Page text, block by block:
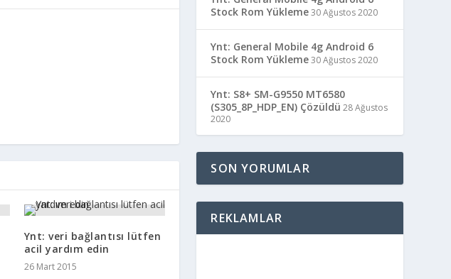
Ynt: veri bağlantısı lütfen
acil yardım edin
26 Mart 2015
Stock Rom Yükleme30 Ağustos 2020
Ynt: General Mobile 4g Android 6
Stock Rom Yükleme30 Ağustos 2020
Ynt: S8+ SM-G9550 MT6580
(S305_8P_HDP_EN) Çözüldü 28 Ağustos
2020
SON YORUMLAR
REKLAMLAR